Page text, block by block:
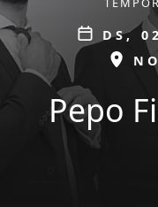
Data
DS,
Pepo